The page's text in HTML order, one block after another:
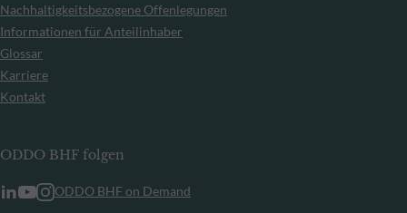
Nachhaltigkeitsbezogene Offenlegungen
Informationen für Anteilinhaber
Glossar
Karriere
Kontakt
ODDO BHF folgen
ODDO BHF on Demand